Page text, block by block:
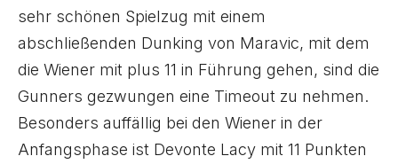
sehr schönen Spielzug mit einem
abschließenden Dunking von Maravic, mit dem
die Wiener mit plus 11 in Führung gehen, sind die
Gunners gezwungen eine Timeout zu nehmen.
Besonders auffällig bei den Wiener in der
Anfangsphase ist Devonte Lacy mit 11 Punkten